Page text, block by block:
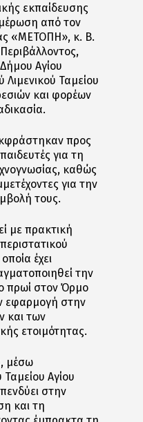
εκπαίδευσης
από τον
«ΜΕΤΟΠΗ», κ. Β.
Αγίου
Ταμείου
και φορέων
προς
για τη
καθώς
για την
τους.
με πρακτική
έχει
την
πρωί στον Όρμο
εφαρμογή στην
και των
ετοιμότητας.
μέσω
Ταμείου Αγίου
στην
και τη